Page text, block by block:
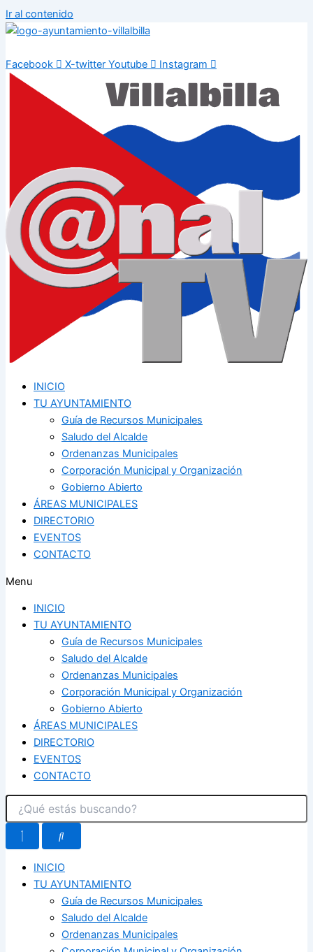
Ir al contenido
Facebook X-twitter Youtube Instagram
INICIO
TU AYUNTAMIENTO
Guía de Recursos Municipales
Saludo del Alcalde
Ordenanzas Municipales
Corporación Municipal y Organización
Gobierno Abierto
ÁREAS MUNICIPALES
DIRECTORIO
EVENTOS
CONTACTO
Menu
INICIO
TU AYUNTAMIENTO
Guía de Recursos Municipales
Saludo del Alcalde
Ordenanzas Municipales
Corporación Municipal y Organización
Gobierno Abierto
ÁREAS MUNICIPALES
DIRECTORIO
EVENTOS
CONTACTO
INICIO
TU AYUNTAMIENTO
Guía de Recursos Municipales
Saludo del Alcalde
Ordenanzas Municipales